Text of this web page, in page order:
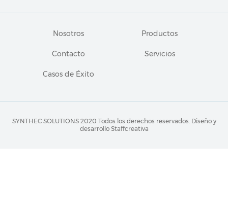
Nosotros Productos
Contacto Servicios
Casos de Éxito
SYNTHEC SOLUTIONS 2020 Todos los derechos reservados. Diseño y
desarrollo Staffcreativa